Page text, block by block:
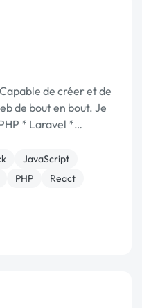
de créer et de
bout en bout. Je
* Laravel *
JavaScript
PHP
React